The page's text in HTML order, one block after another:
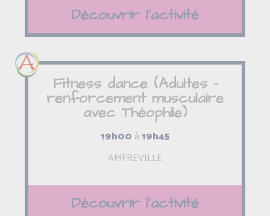
Découvrir l'activité
Fitness dance (Adultes -
renforcement musculaire
avec Théophile)
19h00 à19h45
AMFREVILLE
Découvrir l'activité